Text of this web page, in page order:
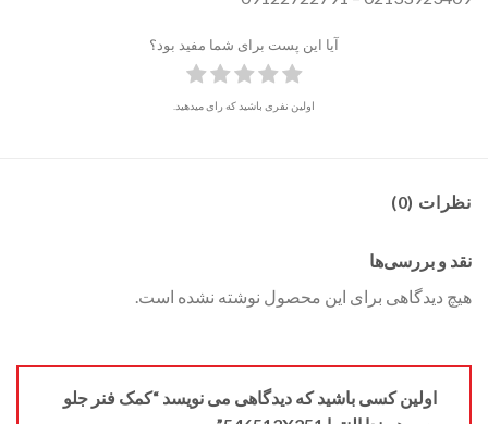
آیا این پست برای شما مفید بود؟
اولین نفری باشید که رای میدهید.
نظرات (0)
نقد و بررسی‌ها
هیچ دیدگاهی برای این محصول نوشته نشده است.
اولین کسی باشید که دیدگاهی می نویسد “کمک فنر جلو